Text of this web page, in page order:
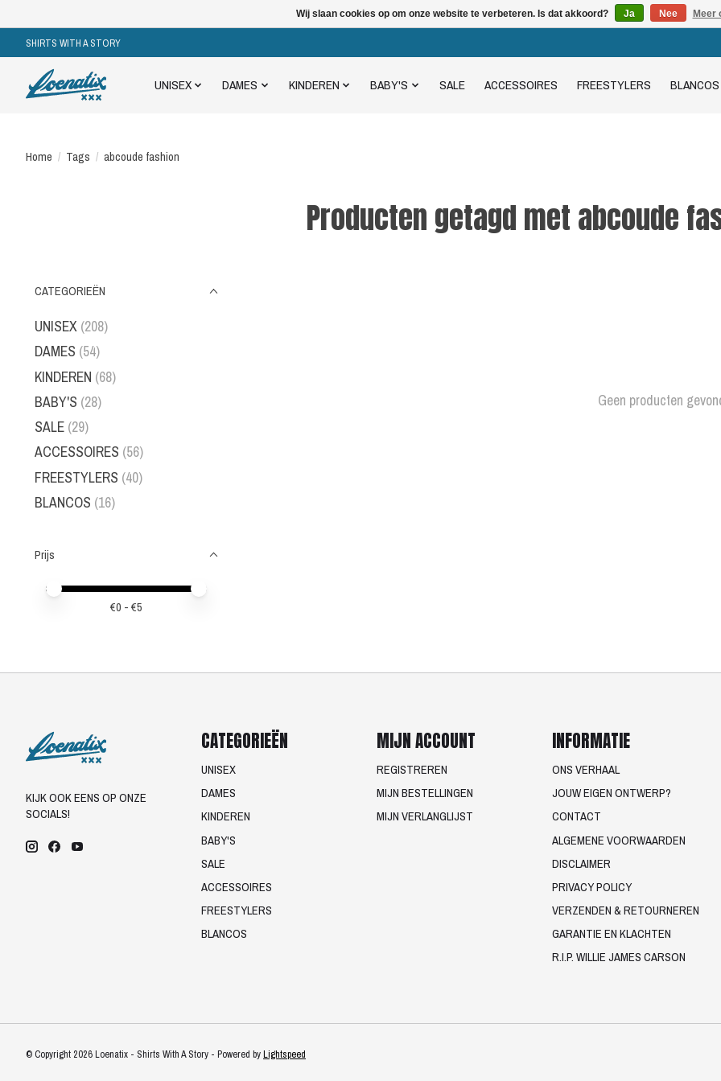
SHIRTS WITH A STORY
UNISEX DAMES KINDEREN BABY'S SALE ACCESSOIRES FREESTYLERS BLANCOS
Home / Tags / abcoude fashion
Producten getagd met abcoude
CATEGORIEËN
UNISEX (208)
DAMES (54)
KINDEREN (68)
BABY'S (28)
SALE (29)
ACCESSOIRES (56)
FREESTYLERS (40)
BLANCOS (16)
Prijs
Minimale prijswaarde
Price maximum value
€0 - €5
Geen producten
KIJK OOK EENS OP ONZE
SOCIALS!
CATEGORIEËN
UNISEX
DAMES
KINDEREN
BABY'S
SALE
ACCESSOIRES
FREESTYLERS
BLANCOS
MIJN ACCOUNT
REGISTREREN
MIJN BESTELLINGEN
MIJN VERLANGLIJST
INFORMATIE
ONS VERHAAL
JOUW EIGEN ONTWERP?
CONTACT
ALGEMENE VOORWAARDEN
DISCLAIMER
PRIVACY POLICY
VERZENDEN & RETOURNEREN
GARANTIE EN KLACHTEN
R.I.P. WILLIE JAMES CARSON
© Copyright 2026 Loenatix - Shirts With A Story - Powered byLightspeed
Wij slaan cookies op om onze website te verbeteren. Is dat akkoord? Ja Nee Meer